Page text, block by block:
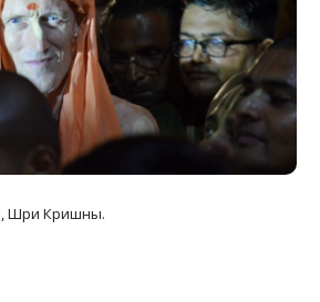
Шри Кришны.